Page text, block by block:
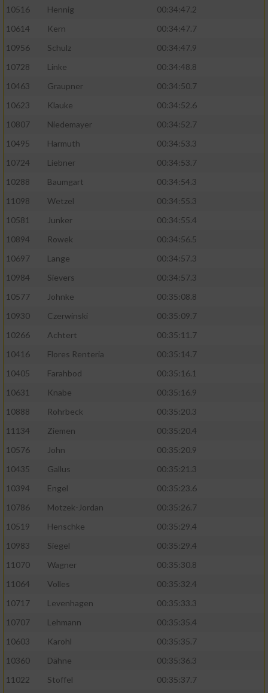
10516 Hennig
00:34:47.2
10614
Kern
00:34:47.7
10956
Schulz
00:34:47.9
10728
Linke
00:34:48.8
10463
Graupner
00:34:50.7
10623
Klauke
00:34:52.6
10807
Niedemayer
00:34:52.7
10495
Harmuth
00:34:53.3
10724
Liebner
00:34:53.7
10288
Baumgart
00:34:54.3
11098
Wetzel
00:34:55.3
10581
Junker
00:34:55.4
10894
Rowek
00:34:56.5
10697
Lange
00:34:57.3
10984
Sievers
00:34:57.3
10577
Johnke
00:35:08.8
10930
Czerwinski
00:35:09.7
10266
Achtert
00:35:11.7
10416
Flores Renteria
00:35:14.7
10405
Farahbod
00:35:16.1
10631
Knabe
00:35:16.9
10888
Rohrbeck
00:35:20.3
11134
Ziemen
00:35:20.4
10576
John
00:35:20.9
10435
Gallus
00:35:21.3
10394
Engel
00:35:23.6
10786
Motzek-Jordan
00:35:26.7
10519
Henschke
00:35:29.4
10983
Siegel
00:35:29.4
11070
Wagner
00:35:30.8
11064
Volles
00:35:32.4
10717
Levenhagen
00:35:33.3
10707
Lehmann
00:35:35.4
10603
Karohl
00:35:35.7
10360
Dähne
00:35:36.3
11022
Stoffel
00:35:37.7